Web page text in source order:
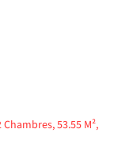
53.55 M²,